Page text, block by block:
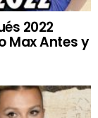
2022
Max Antes y